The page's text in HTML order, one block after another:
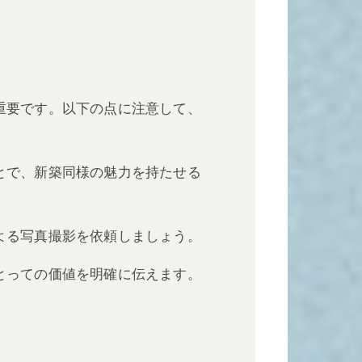
です。以下の点に注意して、
、新築同様の魅力を持たせる
写真撮影を依頼しましょう。
ての価値を明確に伝えます。